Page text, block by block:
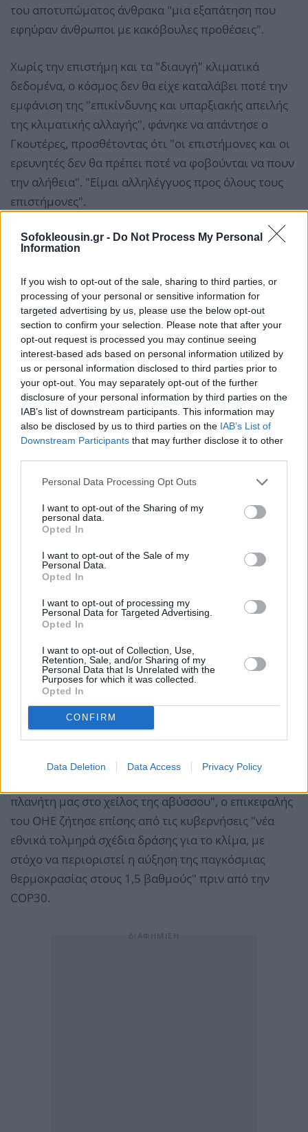
Sofokleousin.gr - Do Not Process My Personal
Information
If you wish to opt-out of the sale, sharing to third parties, or
processing of your personal or sensitive information for
targeted advertising by us, please use the below opt-out
section to confirm your selection. Please note that after your
opt-out request is processed you may continue seeing
interest-based ads based on personal information utilized by
us or personal information disclosed to third parties prior to
your opt-out. You may separately opt-out of the further
disclosure of your personal information by third parties on the
IAB’s list of downstream participants. This information may
also be disclosed by us to third parties on the IAB’s List of
Downstream Participants that may further disclose it to other
Personal Data Processing Opt Outs
I want to opt-out of the Sharing of my
personal data.
Opted In
I want to opt-out of the Sale of my
Personal Data.
Opted In
I want to opt-out of processing my
Personal Data for Targeted Advertising.
Opted In
I want to opt-out of Collection, Use,
Retention, Sale, and/or Sharing of my
Personal Data that Is Unrelated with the
Purposes for which it was collected.
Opted In
CONFIRM
Data Deletion Data Access Privacy Policy
του αποτυπώματος άνθρακα "μια εξαπάτηση που
εφηύραν άνθρωποι με κακόβουλες προθέσεις".
Χωρίς την επιστήμη και τα "διαυγή" κλιματικά
δεδομένα, ο κόσμος δεν θα είχε καταλάβει ποτέ την
εμφάνιση της "επικίνδυνης και υπαρξιακής απειλής
της κλιματικής αλλαγής", φάνηκε να απάντησε ο
Γκουτέρες, προσθέτοντας ότι "οι επιστήμονες και οι
ερευνητές δεν θα πρέπει ποτέ να φοβούνται να πουν
την αλήθεια". "Είμαι αλληλέγγυος προς όλους τους
επιστήμονες".
Τόνισε ότι "οι ανανεώσιμες πηγές ενέργειας είναι η
φθηνότερη, ταχύτερη και η πιο ενδεδειγμένη νέα
πηγή ενέργειας. Αντιπροσωπεύουν τη μόνη
αξιόπιστη οδό για να τεθεί τέλος στην αδυσώπητη
καταστροφή του κλίματός μας".
πλανήτη μας στο χείλος της αβύσσου", ο επικεφαλής
του ΟΗΕ ζήτησε επίσης από τις κυβερνήσεις "νέα
εθνικά τολμηρά σχέδια δράσης για το κλίμα, με
στόχο να περιοριστεί η αύξηση της παγκόσμιας
θερμοκρασίας στους 1,5 βαθμούς" πριν από την
COP30.